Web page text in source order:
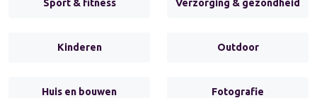
Sport & fitness Verzorging & gezondheid
Kinderen Outdoor
Huis en bouwen Fotografie